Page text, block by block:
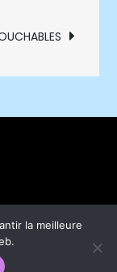
Blog by
Creativ
la meilleure